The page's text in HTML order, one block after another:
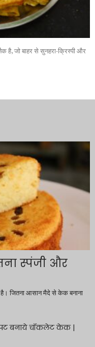
है, जो बाहर से सुनहरा-क्रिस्पी और
स्पंजी और
जितना आसान मैदे से केक बनाना
बनाये चॉकलेट केक |